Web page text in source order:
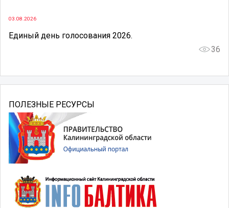
03.08.2026
Единый день голосования 2026.
36
ПОЛЕЗНЫЕ РЕСУРСЫ